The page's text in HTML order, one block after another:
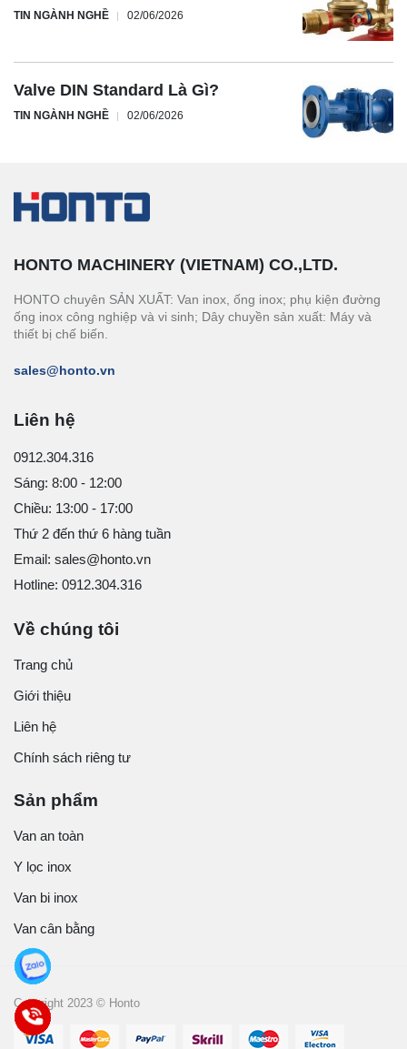
TIN NGÀNH NGHỀ 02/06/2026
Valve DIN Standard Là Gì?
TIN NGÀNH NGHỀ 02/06/2026
HONTO MACHINERY (VIETNAM) CO.,LTD.
HONTO chuyên SẢN XUẤT: Van inox, ống inox; phụ kiện đường
ống inox công nghiệp và vi sinh; Dây chuyền sản xuất: Máy và
thiết bị chế biến.
sales@honto.vn
Liên hệ
0912.304.316
Sáng: 8:00 - 12:00
Chiều: 13:00 - 17:00
Thứ 2 đến thứ 6 hàng tuần
Email: sales@honto.vn
Hotline: 0912.304.316
Về chúng tôi
Trang chủ
Giới thiệu
Liên hệ
Chính sách riêng tư
Sản phẩm
Van an toàn
Y lọc inox
Van bi inox
Van cân bằng
Copyright 2023 © Honto